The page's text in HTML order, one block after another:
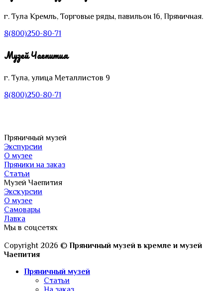
г. Тула Кремль, Торговые ряды, павильон 16, Пряничная.
8(800)250-80-71
Музей Чаепития
г. Тула, улица Металлистов 9
8(800)250-80-71
Пряничный музей
Экспурсии
О музее
Пряники на заказ
Статьи
Музей Чаепития
Экскурсии
О музее
Самовары
Лавка
Мы в соцсетях
Copyright 2026 © Пряничный музей в кремле и музей
Чаепития
Пряничный музей
Статьи